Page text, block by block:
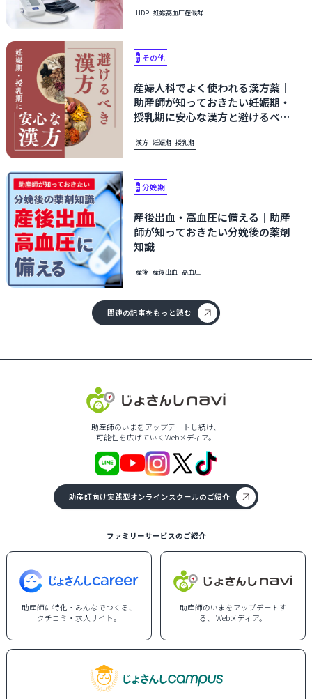
HDP 妊娠高血圧症候群
# その他
産婦人科でよく使われる漢方薬｜
助産師が知っておきたい妊娠期・
授乳期に安心な漢方と避けるべき
漢方 妊娠期 授乳期
# 分娩期
産後出血・高血圧に備える｜助産
師が知っておきたい分娩後の薬剤
知識
産後 産後出血 高血圧
関連の記事をもっと読む
助産師のいまをアップデートし続け、
可能性を広げていくWebメディア。
助産師向け実践型オンラインスクールのご紹介
ファミリーサービスのご紹介
助産師に特化・みんなでつくる、
クチコミ・求人サイト。
助産師のいまをアップデートす
る、 Webメディア。